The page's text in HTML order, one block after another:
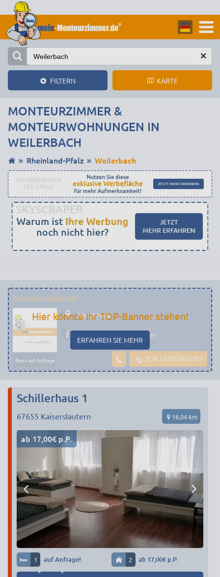
FILTERN KARTE
MONTEURZIMMER &
MONTEURWOHNUNGEN IN
WEILERBACH
Rheinland-Pfalz Weilerbach
Monteurzimmer
Preis auf Anfrage
36039 Fulda
Preiswerte Monteurzimmer
ZUR UNTERKUNFT
Hier könnte Ihr TOP-Banner stehen!
ERFAHREN SIE MEHR
Schillerhaus 1
67655 Kaiserslautern 16,04 km
ab 17,00€ p.P.
1 auf Anfrage! 2 ab 17,00€ p.P.